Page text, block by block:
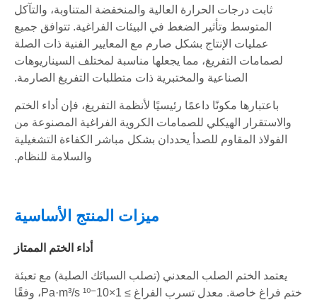
ثابت درجات الحرارة العالية والمنخفضة المتناوبة، والتآكل
المتوسط ​​وتأثير الضغط في البيئات الفراغية. تتوافق جميع
عمليات الإنتاج بشكل صارم مع المعايير الفنية ذات الصلة
لصمامات التفريغ، مما يجعلها مناسبة لمختلف السيناريوهات
الصناعية والمختبرية ذات متطلبات التفريغ الصارمة.
باعتبارها مكونًا داعمًا رئيسيًا لأنظمة التفريغ، فإن أداء الختم
والاستقرار الهيكلي للصمامات الكروية الفراغية المصنوعة من
الفولاذ المقاوم للصدأ يحددان بشكل مباشر الكفاءة التشغيلية
والسلامة للنظام.
ميزات المنتج الأساسية
أداء الختم الممتاز
يعتمد الختم الصلب المعدني (تصلب السبائك الصلبة) مع تعبئة
ختم فراغ خاصة. معدل تسرب الفراغ ≥ 1×10⁻¹⁰ Pa·m³/s، وفقًا